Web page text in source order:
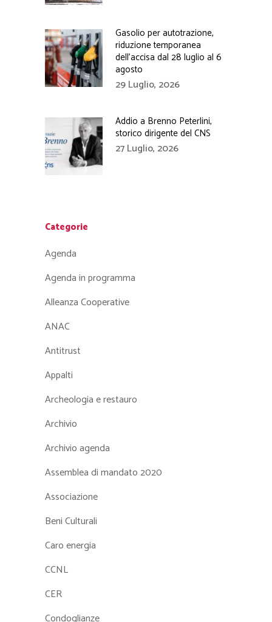
Gasolio per autotrazione,
riduzione temporanea
dell’accisa dal 28 luglio al 6
agosto
29 Luglio, 2026
Addio a Brenno Peterlini,
storico dirigente del CNS
27 Luglio, 2026
Categorie
Agenda
Agenda in programma
Alleanza Cooperative
ANAC
Antitrust
Appalti
Archeologia e restauro
Archivio
Archivio agenda
Assemblea di mandato 2020
Associazione
Beni Culturali
Caro energia
CCNL
CER